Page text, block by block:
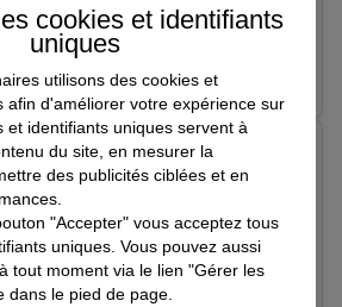
LE PUY
RDV Voir l'agence
LE PUY
Vignal, toujours à l'écoute
de sa clientèle! Tarif très
merci
cookies et identifiants
uniques
utilisons des cookies et
afin d'améliorer votre expérience sur
et identifiants uniques servent à
du site, en mesurer la
des publicités ciblées et en
"Accepter" vous acceptez tous
uniques. Vous pouvez aussi
tout moment via le lien "Gérer les
dans le pied de page.